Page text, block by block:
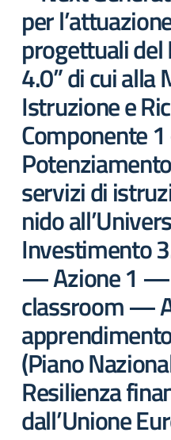
per
progettuali del
4.0” di cui alla
Istruzione e
Componente
servizi di
nido
Investimento
— Azione 1 —
classroom —
(Piano
Resilienza
dall’Unione